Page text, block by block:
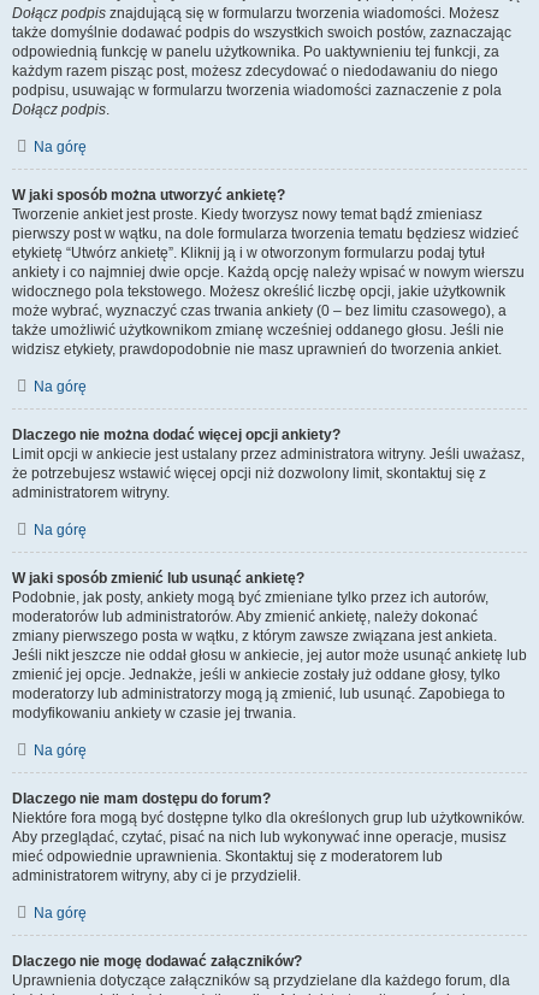
Dołącz podpis znajdującą się w formularzu tworzenia wiadomości. Możesz
także domyślnie dodawać podpis do wszystkich swoich postów, zaznaczając
odpowiednią funkcję w panelu użytkownika. Po uaktywnieniu tej funkcji, za
każdym razem pisząc post, możesz zdecydować o niedodawaniu do niego
podpisu, usuwając w formularzu tworzenia wiadomości zaznaczenie z pola
Dołącz podpis.
Na górę
W jaki sposób można utworzyć ankietę?
Tworzenie ankiet jest proste. Kiedy tworzysz nowy temat bądź zmieniasz
pierwszy post w wątku, na dole formularza tworzenia tematu będziesz widzieć
etykietę “Utwórz ankietę”. Kliknij ją i w otworzonym formularzu podaj tytuł
ankiety i co najmniej dwie opcje. Każdą opcję należy wpisać w nowym wierszu
widocznego pola tekstowego. Możesz określić liczbę opcji, jakie użytkownik
może wybrać, wyznaczyć czas trwania ankiety (0 – bez limitu czasowego), a
także umożliwić użytkownikom zmianę wcześniej oddanego głosu. Jeśli nie
widzisz etykiety, prawdopodobnie nie masz uprawnień do tworzenia ankiet.
Na górę
Dlaczego nie można dodać więcej opcji ankiety?
Limit opcji w ankiecie jest ustalany przez administratora witryny. Jeśli uważasz,
że potrzebujesz wstawić więcej opcji niż dozwolony limit, skontaktuj się z
administratorem witryny.
Na górę
W jaki sposób zmienić lub usunąć ankietę?
Podobnie, jak posty, ankiety mogą być zmieniane tylko przez ich autorów,
moderatorów lub administratorów. Aby zmienić ankietę, należy dokonać
zmiany pierwszego posta w wątku, z którym zawsze związana jest ankieta.
Jeśli nikt jeszcze nie oddał głosu w ankiecie, jej autor może usunąć ankietę lub
zmienić jej opcje. Jednakże, jeśli w ankiecie zostały już oddane głosy, tylko
moderatorzy lub administratorzy mogą ją zmienić, lub usunąć. Zapobiega to
modyfikowaniu ankiety w czasie jej trwania.
Na górę
Dlaczego nie mam dostępu do forum?
Niektóre fora mogą być dostępne tylko dla określonych grup lub użytkowników.
Aby przeglądać, czytać, pisać na nich lub wykonywać inne operacje, musisz
mieć odpowiednie uprawnienia. Skontaktuj się z moderatorem lub
administratorem witryny, aby ci je przydzielił.
Na górę
Dlaczego nie mogę dodawać załączników?
Uprawnienia dotyczące załączników są przydzielane dla każdego forum, dla